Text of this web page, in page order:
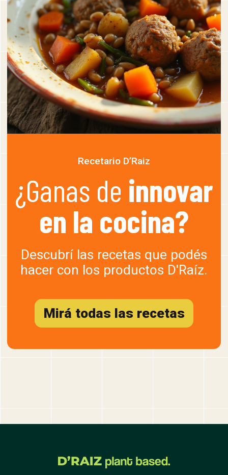
Recetario D’Raiz
¿Ganas de innovar
en la cocina?
Descubrí las recetas que podés
hacer con los productos D'Raíz.
Mirá todas las recetas